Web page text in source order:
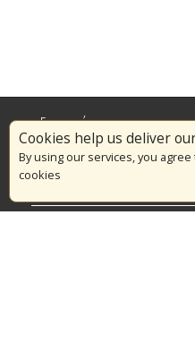
Cookies help us deliver
By using our services, you
cookies
Επικαιρότητα
Το Πυροσβεστικό Σώμα